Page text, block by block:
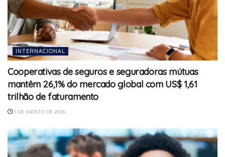
INTERNACIONAL
Cooperativas de seguros e seguradoras mútuas
mantêm 26,1% do mercado global com US$ 1,61
trilhão de faturamento
1 DE AGOSTO DE 2026